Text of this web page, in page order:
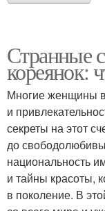
Странные
кореянок:
Многие женщины в
и
секреты на этот
до
национальность
и тайны красоты,
в поколение. В